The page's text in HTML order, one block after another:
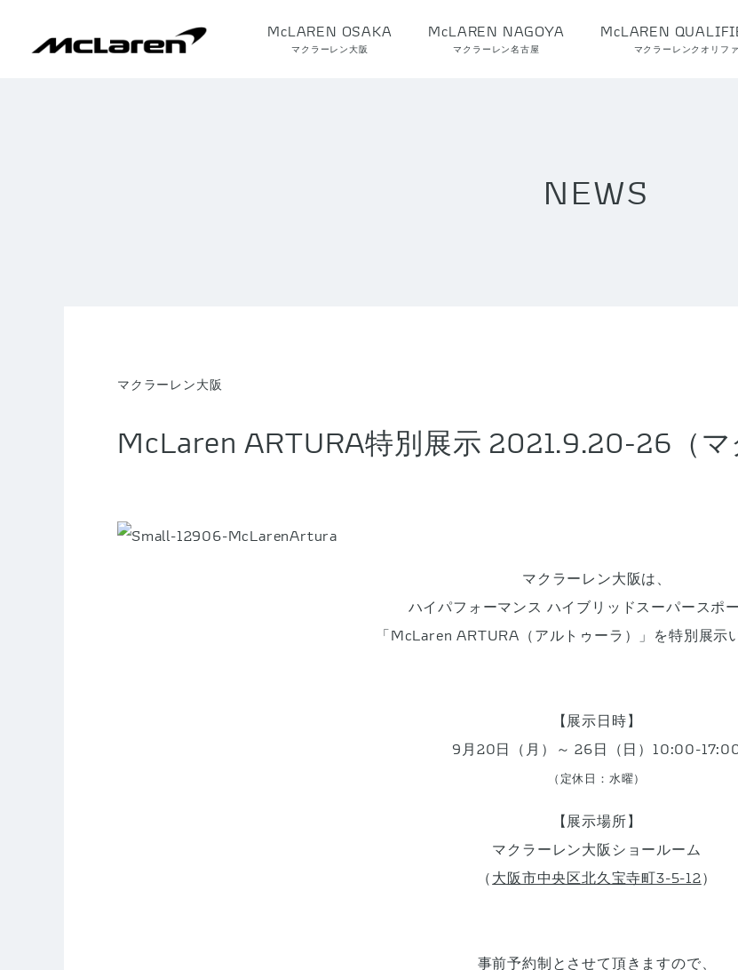
McLAREN OSAKA
マクラーレン大阪
McLAREN NAGOYA
マクラーレン名古屋
McLAREN
マクラーレンクオリフ
NEWS
マクラーレン大阪
McLaren ARTURA特別展示 2021.9.20-26（マ
マクラーレン大阪は、
ハイパフォーマンス ハイブリッドスーパースポ
「McLaren ARTURA（アルトゥーラ）」を特別展示
【展示日時】
9月20日（月）～ 26日（日）10:00-
（定休日：水曜）
【展示場所】
マクラーレン大阪ショールーム
（大阪市中央区北久宝寺町3-5-12）
事前予約制とさせて頂きますので、